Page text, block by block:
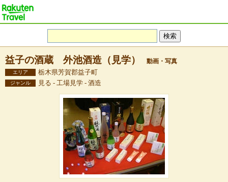
益子の酒蔵 外池酒造（見学） 動画・写真
エリア 栃木県芳賀郡益子町
ジャンル 見る - 工場見学 - 酒造